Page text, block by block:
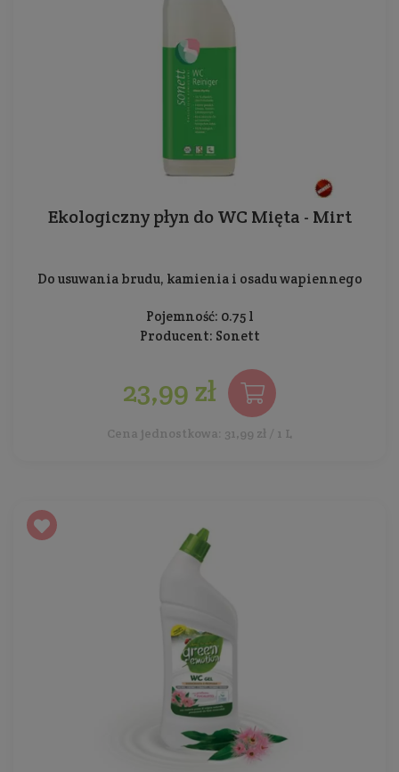
Ekologiczny płyn do WC Mięta - Mirt
Do usuwania brudu, kamienia i osadu wapiennego
Pojemność: 0.75 l
Producent: Sonett
23,99 zł
Cena jednostkowa: 31,99 zł / 1 L